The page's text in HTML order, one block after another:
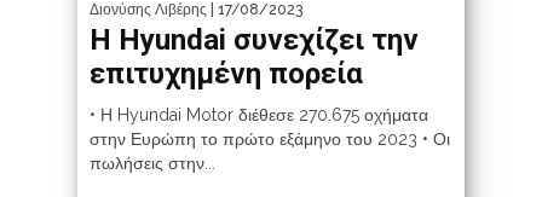
Διονύσης Λιβέρης | 17/08/2023
Η Hyundai συνεχίζει την
επιτυχημένη πορεία
• Η Hyundai Motor διέθεσε 270.675 οχήματα
στην Ευρώπη το πρώτο εξάμηνο του 2023 • Οι
πωλήσεις στην...